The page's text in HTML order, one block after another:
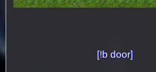
[!b door]